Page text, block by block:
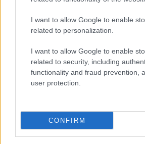
I want to allow Google to enable
related to personalization.
I want to allow Google to enable
related to security, including
functionality and fraud prevention,
user protection.
CONFIRM
Vater unser im Himmelreich
„Bach korálelőjátékainak a